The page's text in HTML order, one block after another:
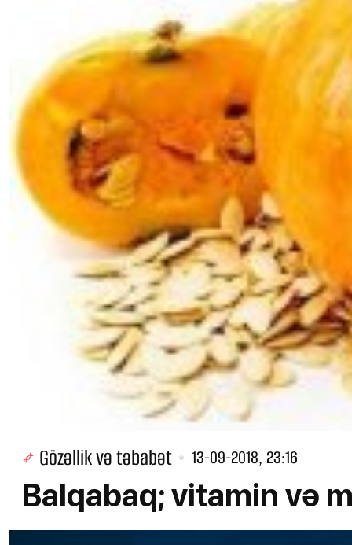
Gözəllik və təbabət 13-09-2018, 23:16
Balqabaq; vitamin və